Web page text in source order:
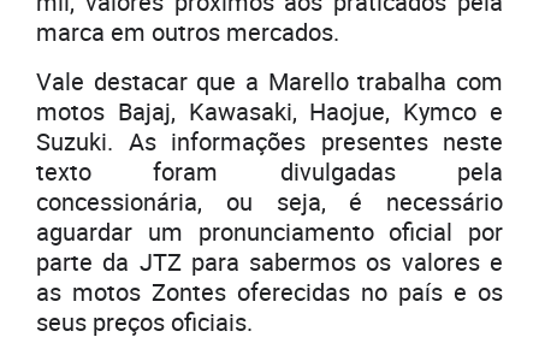
marca em outros mercados.
Vale destacar que a Marello trabalha com
motos Bajaj, Kawasaki, Haojue, Kymco e
Suzuki. As informações presentes neste
texto foram divulgadas pela
concessionária, ou seja, é necessário
aguardar um pronunciamento oficial por
parte da JTZ para sabermos os valores e
as motos Zontes oferecidas no país e os
seus preços oficiais.